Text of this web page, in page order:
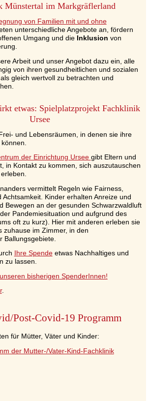
Münstertal im Markgräflerland
von Familien mit und ohne
unterschiedliche Angebote an, fördern
Umgang und dieInklusion von
Arbeit und unser Angebot dazu ein, alle
von ihren gesundheitlichen und sozialen
gleich wertvoll zu betrachten und
etwas: Spielplatzprojekt Fachklinik
Ursee
und Lebensräumen, in denen sie ihre
der Einrichtung Ursee gibt Eltern und
in Kontakt zu kommen, sich auszutauschen
vermittelt Regeln wie Fairness,
Achtsamkeit. Kinder erhalten Anreize und
Bewegen an der gesunden Schwarzwaldluft
Pandemiesituation und aufgrund des
oft zu kurz). Hier mit anderen erleben sie
zuhause im Zimmer, in den
Ballungsgebiete.
Ihre Spendeetwas Nachhaltiges und
zu lassen.
bisherigen SpenderInnen!
.
Post-Covid-19 Programm
für Mütter, Väter und Kinder:
der Mutter-/Vater-Kind-Fachklinik